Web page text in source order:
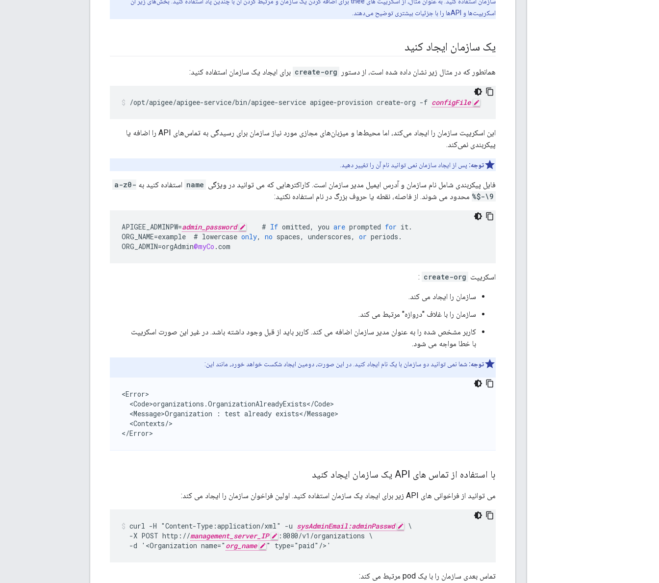
اسکریپت‌ها و APIها را با جزئیات بیشتری توضیح می‌دهند.
یک سازمان ایجاد کنید
همانطور که در مثال زیر نشان داده شده است، از دستور create-org برای ایجاد یک سازمان استفاده کنید:
/opt/apigee/apigee-service/bin/apigee-service apigee-provision create-org -f configFile
این اسکریپت سازمان را ایجاد می‌کند، اما محیط‌ها و میزبان‌های مجازی مورد نیاز سازمان برای رسیدگی به تماس‌های API را اضافه یا
پیکربندی نمی‌کند.
توجه: پس از ایجاد سازمان نمی توانید نام آن را تغییر دهید.
فایل پیکربندی شامل نام سازمان و آدرس ایمیل مدیر سازمان است. کاراکترهایی که می توانید در ویژگی name استفاده کنید به a-z0-
9\-$%
محدود می شوند. از فاصله، نقطه یا حروف بزرگ در نام استفاده نکنید:
APIGEE_ADMINPW=admin_password # If omitted, you are prompted for it.
ORG_NAME=example # lowercase only, no spaces, underscores, or periods .
ORG_ADMIN=orgAdmin@myCo .com
اسکریپت create-org
:
سازمان را ایجاد می کند.
سازمان را با غلاف "دروازه" مرتبط می کند.
کاربر مشخص شده را به عنوان مدیر سازمان اضافه می کند. کاربر باید از قبل وجود داشته باشد. در غیر این صورت اسکریپت
با خطا مواجه می شود.
توجه: شما نمی توانید دو سازمان با یک نام ایجاد کنید. در این صورت، دومین ایجاد شکست خواهد خورد، مانند این:
<Error>
  <Code>organizations.OrganizationAlreadyExists</Code>
  <Message>Organization : test already exists</Message>
  <Contexts/>
</Error>
با استفاده از تماس های API یک سازمان ایجاد کنید
می توانید از فراخوانی های API زیر برای ایجاد یک سازمان استفاده کنید. اولین فراخوان سازمان را ایجاد می کند:
curl -H "Content-Type:application/xml" -u sysAdminEmail:adminPasswd
\
  -X POST http://
management_server_IP
:8080/v1/organizations \
  -d '<Organization name="
org_name " type="paid"/>'
تماس بعدی سازمان را با یک pod مرتبط می کند: